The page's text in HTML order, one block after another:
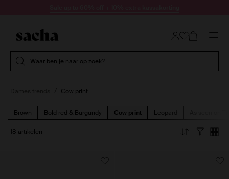
Waar ben je naar op zoek?
Cow print
Brown Bold red & Burgundy Cow print Leopard
18 artikelen